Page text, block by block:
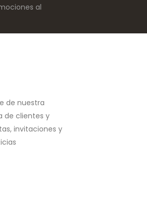
al
de nuestra
de clientes y
invitaciones y